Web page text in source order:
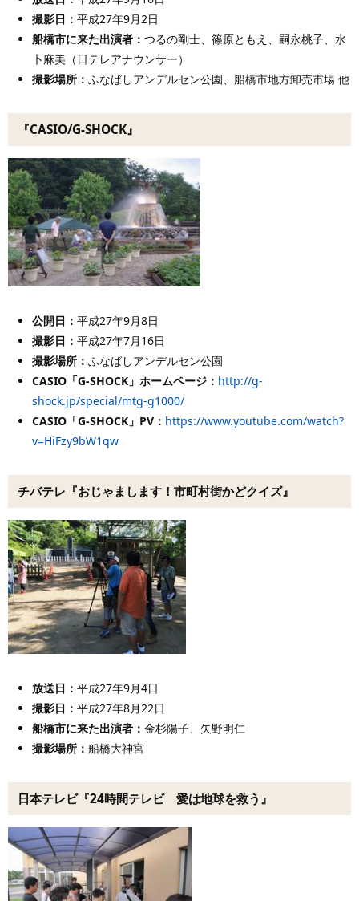
撮影日： 平成27年9月2日
船橋市に来た出演者 ： つるの剛士、篠原ともえ、嗣永桃子、水
卜麻美（日テレアナウンサー）
撮影場所： ふなばしアンデルセン公園、船橋市地方卸売市場 他
『CASIO/G-SHOCK』
公開日： 平成27年9月8日
撮影日： 平成27年7月16日
撮影場所： ふなばしアンデルセン公園
CASIO「G-SHOCK」ホームページ： http://g-
shock.jp/special/mtg-g1000/
CASIO「G-SHOCK」PV： https://www.youtube.com/watch?
v=HiFzy9bW1qw
チバテレ『おじゃまします！市町村街かどクイズ』
放送日： 平成27年9月4日
撮影日： 平成27年8月22日
船橋市に来た出演者 ： 金杉陽子、矢野明仁
撮影場所： 船橋大神宮
日本テレビ『24時間テレビ 愛は地球を救う』